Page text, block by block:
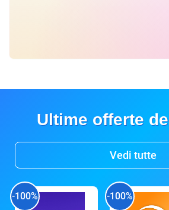
Ultime offerte
Vedi tutte
-100% -100%